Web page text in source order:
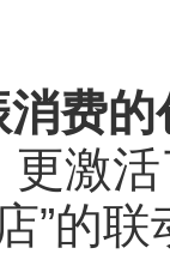
费
激
”的